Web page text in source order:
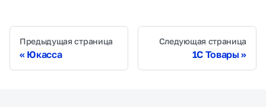
Предыдущая страница
Юкасса
Следующая страница
1C Товары